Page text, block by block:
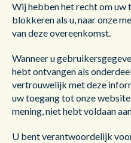
Wij hebben het recht om
blokkeren als u, naar onze
van deze overeenkomst.
Wanneer u
hebt ontvangen als
vertrouwelijk met deze
uw toegang tot onze
mening, niet hebt voldaan
U bent verantwoordelijk